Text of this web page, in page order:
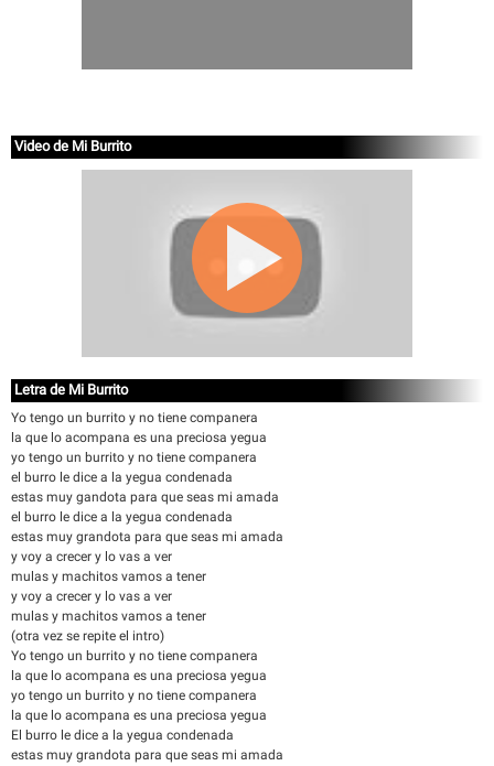
Video de Mi Burrito
Letra de Mi Burrito
Yo tengo un burrito y no tiene companera
la que lo acompana es una preciosa yegua
yo tengo un burrito y no tiene companera
el burro le dice a la yegua condenada
estas muy gandota para que seas mi amada
el burro le dice a la yegua condenada
estas muy grandota para que seas mi amada
y voy a crecer y lo vas a ver
mulas y machitos vamos a tener
y voy a crecer y lo vas a ver
mulas y machitos vamos a tener
(otra vez se repite el intro)
Yo tengo un burrito y no tiene companera
la que lo acompana es una preciosa yegua
yo tengo un burrito y no tiene companera
la que lo acompana es una preciosa yegua
El burro le dice a la yegua condenada
estas muy grandota para que seas mi amada